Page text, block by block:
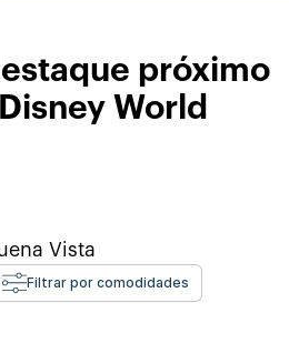
próximo
World
Vista
Filtrar por comodidades